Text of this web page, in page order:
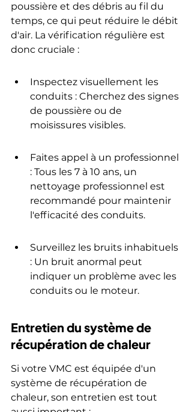
poussière et des débris au fil du
temps, ce qui peut réduire le débit
d'air. La vérification régulière est
donc cruciale :
Inspectez visuellement les
conduits : Cherchez des signes
de poussière ou de
moisissures visibles.
Faites appel à un professionnel
: Tous les 7 à 10 ans, un
nettoyage professionnel est
recommandé pour maintenir
l'efficacité des conduits.
Surveillez les bruits inhabituels
: Un bruit anormal peut
indiquer un problème avec les
conduits ou le moteur.
Entretien du système de
récupération de chaleur
Si votre VMC est équipée d'un
système de récupération de
chaleur, son entretien est tout